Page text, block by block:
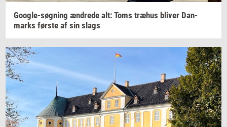
Google-​søgning æn­dre­de alt: Toms træhus bli­ver Dan­
marks før­ste af sin slags